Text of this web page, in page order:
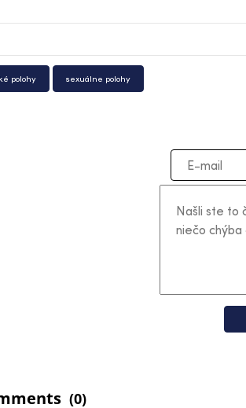
polohy sexuálne polohy